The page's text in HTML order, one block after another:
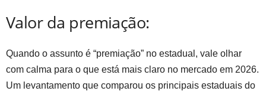
Valor da premiação:
Quando o assunto é “premiação” no estadual, vale olhar
com calma para o que está mais claro no mercado em 2026.
Um levantamento que comparou os principais estaduais do